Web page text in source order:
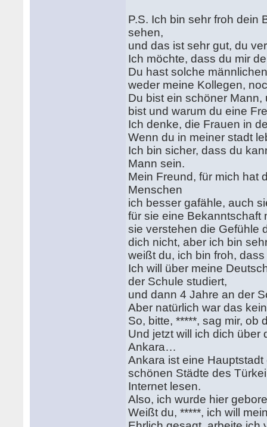
P.S. Ich bin sehr froh dein
sehen,
und das ist sehr gut, du
Ich möchte, dass du mir
Du hast solche
weder meine Kollegen,
Du bist ein schöner
bist und warum du eine
Ich denke, die Frauen in
Wenn du in meiner stadt
Ich bin sicher, dass du
Mann sein.
Mein Freund, für mich hat
Menschen
ich besser gafähle, auch
für sie eine Bekanntschaft
sie verstehen die Gefühle
dich nicht, aber ich bin
weißt du, ich bin froh,
Ich will über meine
der Schule studiert,
und dann 4 Jahre an der
Aber natürlich war das
So, bitte, *****, sag mir, ob
Und jetzt will ich dich über
Ankara…
Ankara ist eine
schönen Städte des
Internet lesen.
Also, ich wurde hier
Weißt du, *****, ich will